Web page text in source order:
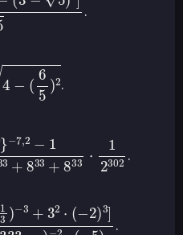
.
− 5 )2
.
7,2− 18 33 +8
+833⋅ 12
.
3)−3 +32 ⋅( −2)3]
)−2⋅ (−5)
.